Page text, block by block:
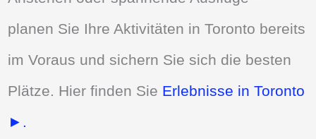
planen Sie Ihre Aktivitäten in Toronto bereits
im Voraus und sichern Sie sich die besten
Plätze. Hier finden Sie Erlebnisse in Toronto
►.